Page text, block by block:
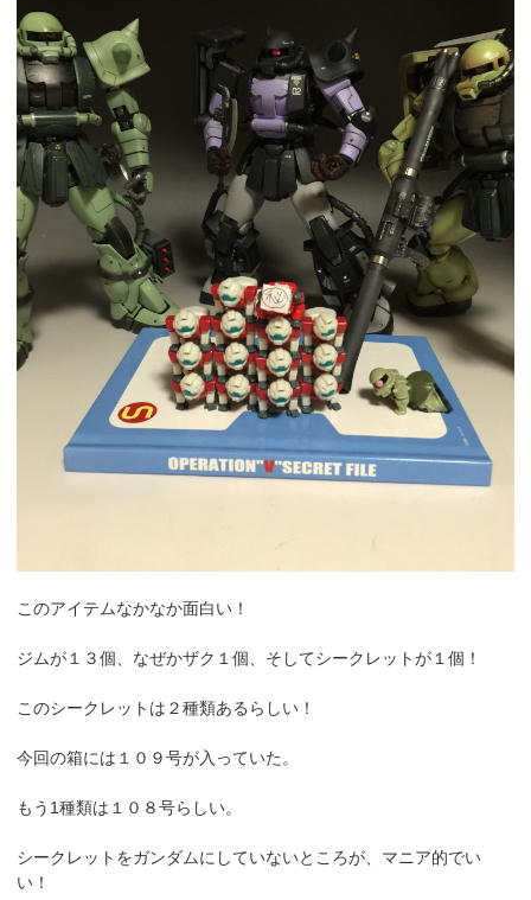
このアイテムなかなか面白い！
ジムが１３個、なぜかザク１個、そしてシークレットが１個！
このシークレットは２種類あるらしい！
今回の箱には１０９号が入っていた。
もう1種類は１０８号らしい。
シークレットをガンダムにしていないところが、マニア的でい
い！